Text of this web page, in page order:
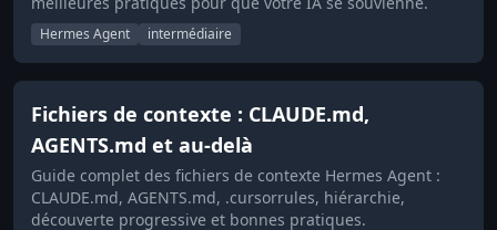
Hermes Agent intermédiaire
Fichiers de contexte : CLAUDE.md,
AGENTS.md et au-delà
Guide complet des fichiers de contexte Hermes Agent :
CLAUDE.md, AGENTS.md, .cursorrules, hiérarchie,
découverte progressive et bonnes pratiques.